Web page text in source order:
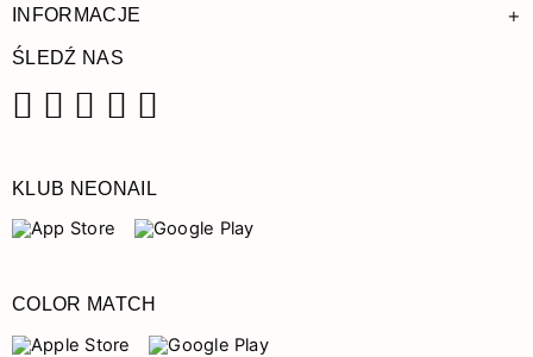
INFORMACJE +
ŚLEDŹ NAS
KLUB NEONAIL
COLOR MATCH